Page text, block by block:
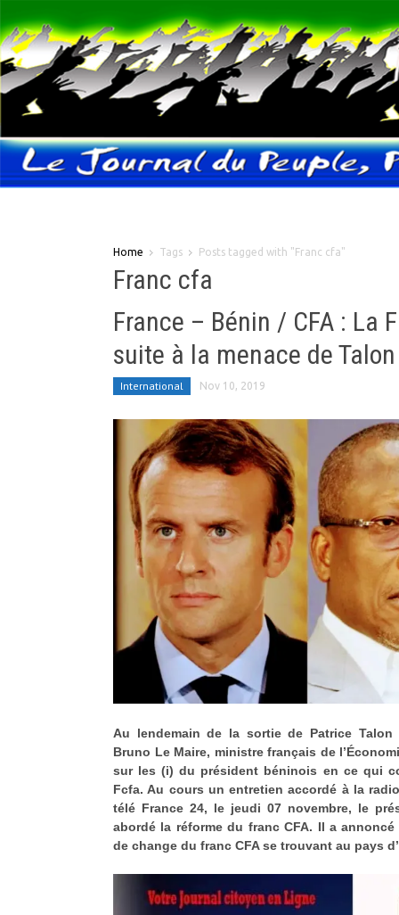
Home Tags Posts tagged with "Franc cfa"
Franc cfa
France – Bénin / CFA : La
suite à la menace de Talon
International Nov 10, 2019
Au lendemain de la sortie de Patrice
Bruno Le Maire, ministre français de
sur les (i) du président béninois en ce qui
Fcfa. Au cours un entretien accordé à la
télé France 24, le jeudi 07 novembre, le
abordé la réforme du franc CFA. Il a
de change du franc CFA se trouvant au pays